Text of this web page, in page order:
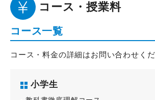
コース・授業料
コース一覧
コース・料金の詳細はお問い合わせくだ
小学生